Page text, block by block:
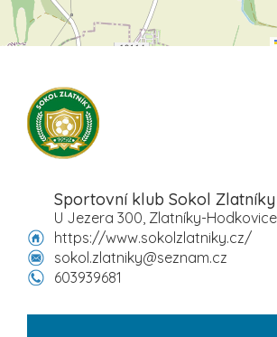
Sportovní klub Sokol Zlatníky
U Jezera 300, Zlatníky-
https://www.sokolzlatniky.cz/
sokol.zlatniky@seznam.cz
603939681